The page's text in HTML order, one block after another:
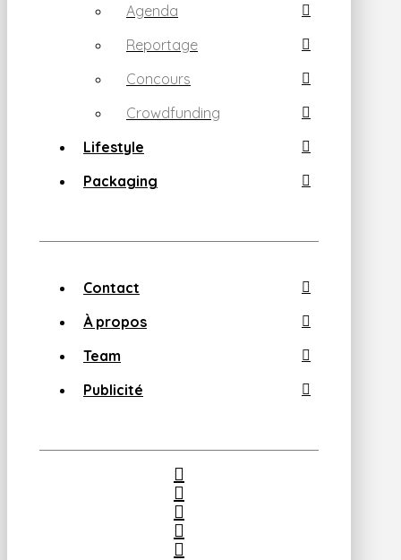
Agenda
Reportage
Concours
Crowdfunding
Lifestyle
Packaging
Contact
À propos
Team
Publicité